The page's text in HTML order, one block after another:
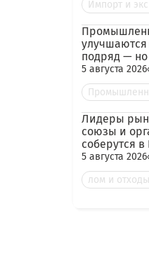
Импорт и
подряд — но
скрывать
кризис
5 августа 2026
Лидеры
союзы и
соберутся
и
5 августа 2026
лом и